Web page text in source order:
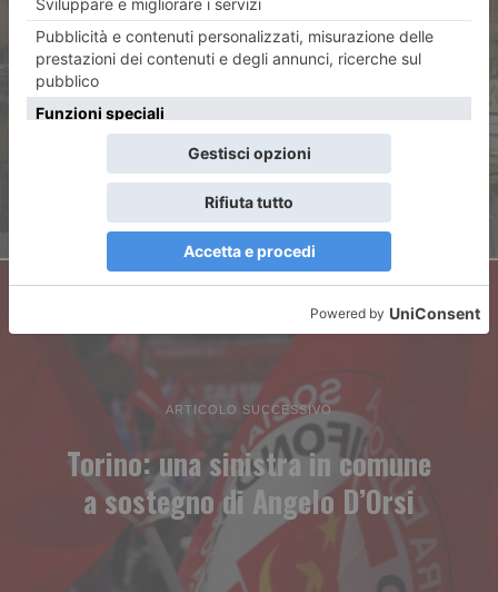
ARTICOLO PRECEDENTE
La “Scuola di fantasia” di
Rodari
ARTICOLO SUCCESSIVO
Torino: una sinistra in comune
a sostegno di Angelo D’Orsi